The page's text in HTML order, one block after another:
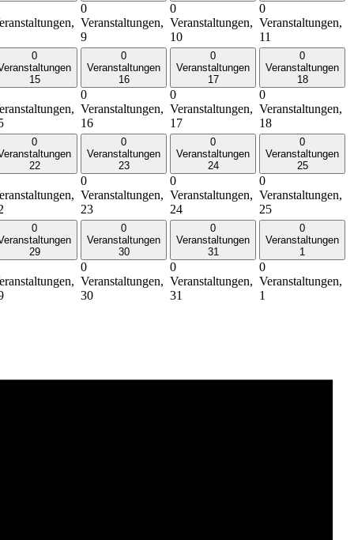
0
Veranstaltungen,
9
0
Veranstaltungen,
10
0
Veranstaltungen,
11
0
15
0
Veranstaltungen
16
0
Veranstaltungen,
16
0
Veranstaltungen
17
0
Veranstaltungen,
17
0
Veranstaltungen
18
0
Veranstaltungen,
18
0
22
0
Veranstaltungen
23
0
Veranstaltungen,
23
0
Veranstaltungen
24
0
Veranstaltungen,
24
0
Veranstaltungen
25
0
Veranstaltungen,
25
0
29
0
Veranstaltungen
30
0
Veranstaltungen,
30
0
Veranstaltungen
31
0
Veranstaltungen,
31
0
Veranstaltungen
1
0
Veranstaltungen,
1